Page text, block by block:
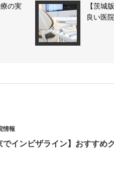
の実
【茨城
良い医
情報
でインビザライン】おすすめ